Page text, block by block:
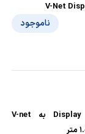
ناموجود
کابل تبدیل Display به V-net